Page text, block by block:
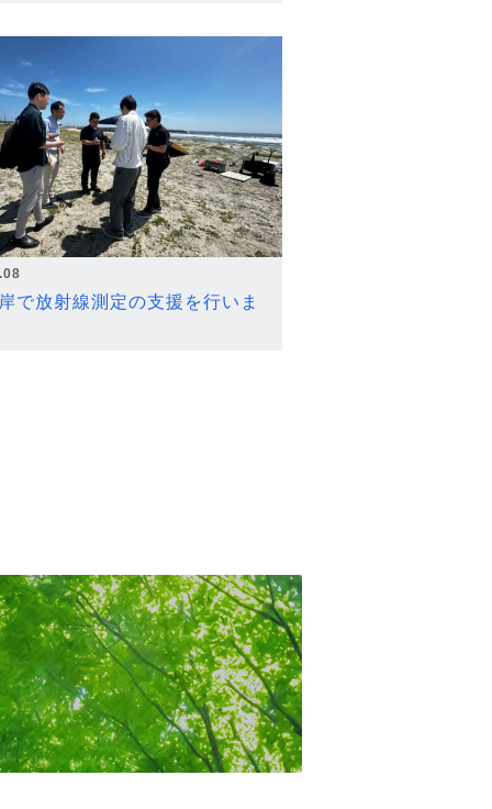
で放射線測定の支援を行いま